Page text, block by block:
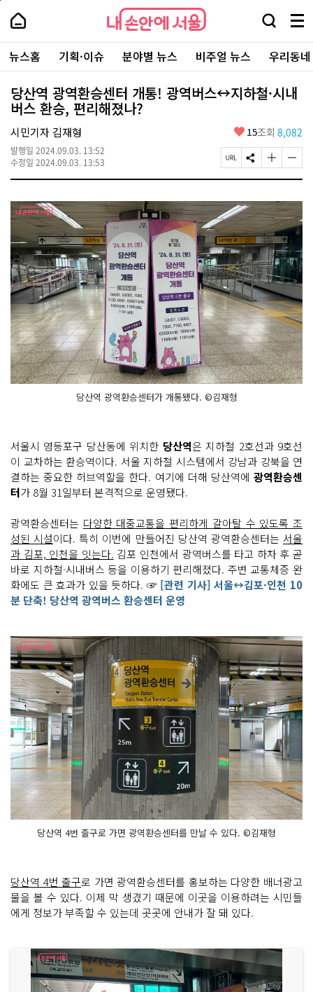
본
로
가
내
손
안
에
서
울
-
서
울
시
대
표
소
통
포
내
손
에
울
검
창
열
기
메
뉴
전
체
보
기
주
요
서
뉴스홈 기획·이슈 분야별 뉴스 비주얼 뉴스 우리동
당산역 광역환승센터 개통! 광역버스↔지하철·시내
버스 환승, 편리해졌나?
시민기자 김재형
발행일 2024.09.03. 13:52
수정일 2024.09.03. 13:53
좋
요
15조회 8,082
페
이
U
R
L
복
사
S
N
공
유
하
기
글
자
기
크
게
변
경
하
기
글
자
기
작
게
변
경
하
기
당산역 광역환승센터가 개통됐다. ©김재형
서울시 영등포구 당산동에 위치한 당산역은 지하철 2호선과 9호선
이 교차하는 환승역이다. 서울 지하철 시스템에서 강남과 강북을 연
결하는 중요한 허브역할을 한다. 여기에 더해 당산역에 광역환승센
터가 8월 31일부터 본격적으로 운영됐다.
광역환승센터는 다양한 대중교통을 편리하게 갈아탈 수 있도록 조
성된 시설이다. 특히 이번에 만들어진 당산역 광역환승센터는서울
과 김포, 인천을 잇는다. 김포 인천에서 광역버스를 타고 하차 후 곧
바로 지하철·시내버스 등을 이용하기 편리해졌다. 주변 교통체증 완
화에도 큰 효과가 있을 듯하다. ☞[관련 기사] 서울↔김포·인천 10
분 단축! 당산역 광역버스 환승센터 운영
당산역 4번 출구로 가면 광역환승센터를 만날 수 있다. ©김재형
당산역 4번 출구로 가면 광역환승센터를 홍보하는 다양한 배너광고
물을 볼 수 있다. 이제 막 생겼기 때문에 이곳을 이용하려는 시민들
에게 정보가 부족할 수 있는데 곳곳에 안내가 잘 돼 있다.
페
상
단
로